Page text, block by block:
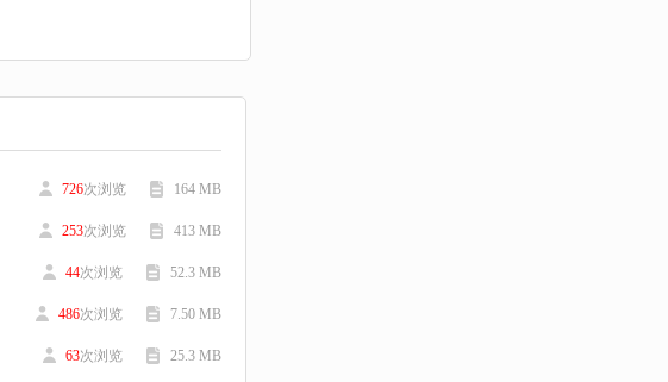
164 MB
726次浏览
413 MB
253次浏览
52.3 MB
44次浏览
7.50 MB
486次浏览
25.3 MB
63次浏览